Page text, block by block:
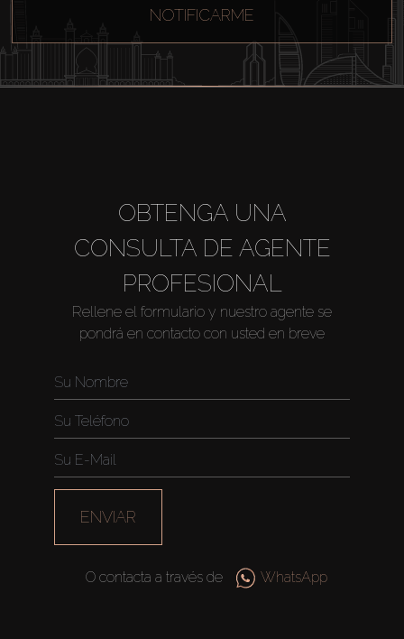
Alquilar
Venta
About Us
NOTIFICARME
OBTENGA UNA
CONSULTA DE AGENTE
PROFESIONAL
Rellene el formulario y nuestro agente se
pondrá en contacto con usted en breve
ENVIAR
O contacta a través de WhatsApp